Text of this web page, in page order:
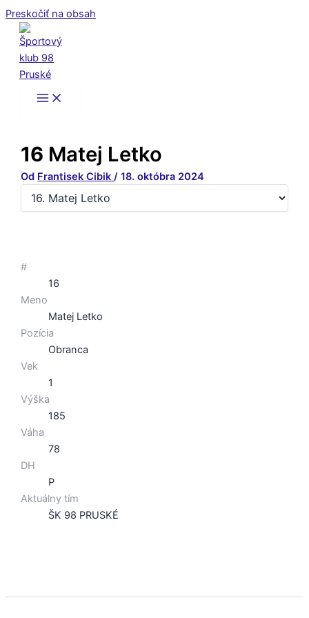
Preskočiť na obsah
16 Matej Letko
Od Frantisek Cibik/18. októbra 2024
#
16
Meno
Matej Letko
Pozícia
Obranca
Vek
1
Výška
185
Váha
78
DH
P
Aktuálny tím
ŠK 98 PRUSKÉ